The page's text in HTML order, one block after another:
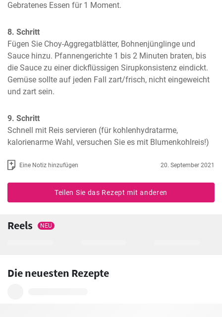
Gebratenes Essen für 1 Moment.
8. Schritt
Fügen Sie Choy-Aggregatblätter, Bohnenjünglinge und
Sauce hinzu. Pfannengerichte 1 bis 2 Minuten braten, bis
die Sauce zu einer dickflüssigen Sirupkonsistenz eindickt.
Gemüse sollte auf jeden Fall zart/frisch, nicht eingeweicht
und zart sein.
9. Schritt
Schnell mit Reis servieren (für kohlenhydratarme,
kalorienarme Wahl, versuchen Sie es mit Blumenkohlreis!)
Eine Notiz hinzufügen 20. September 2021
Teilen Sie das Rezept mit anderen
Reels NEU
Die neuesten Rezepte